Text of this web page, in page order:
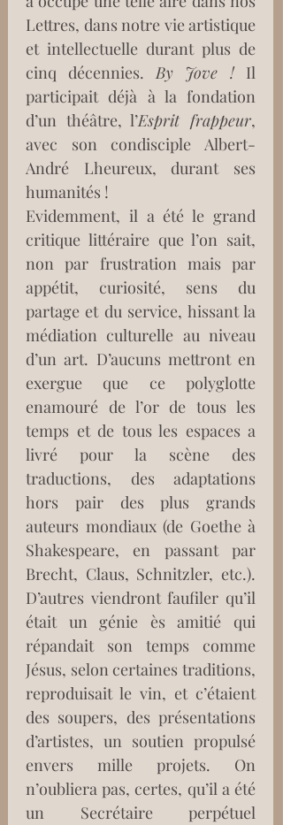
Lettres, dans notre vie artistique
et intellectuelle durant plus de
cinq décennies. By Jove ! Il
participait déjà à la fondation
d’un théâtre, l’Esprit frappeur,
avec son condisciple Albert-
André Lheureux, durant ses
humanités !
Evidemment, il a été le grand
critique littéraire que l’on sait,
non par frustration mais par
appétit, curiosité, sens du
partage et du service, hissant la
médiation culturelle au niveau
d’un art. D’aucuns mettront en
exergue que ce polyglotte
enamouré de l’or de tous les
temps et de tous les espaces a
livré pour la scène des
traductions, des adaptations
hors pair des plus grands
auteurs mondiaux (de Goethe à
Shakespeare, en passant par
Brecht, Claus, Schnitzler, etc.).
D’autres viendront faufiler qu’il
était un génie ès amitié qui
répandait son temps comme
Jésus, selon certaines traditions,
reproduisait le vin, et c’étaient
des soupers, des présentations
d’artistes, un soutien propulsé
envers mille projets. On
n’oubliera pas, certes, qu’il a été
un Secrétaire perpétuel